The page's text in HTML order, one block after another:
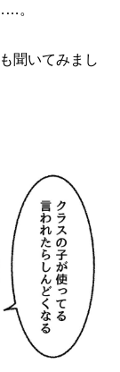
。
聞いてみまし